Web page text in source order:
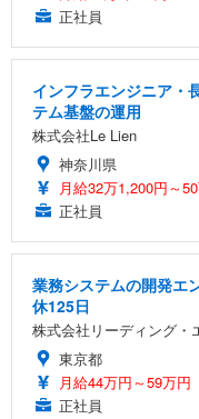
正社員
インフラエンジニア・
テム基盤の運用
株式会社Le Lien
神奈川県
月給32万1,200円～
正社員
業務システムの開発エ
休125日
株式会社リーディング・
東京都
月給44万円～59万円
正社員